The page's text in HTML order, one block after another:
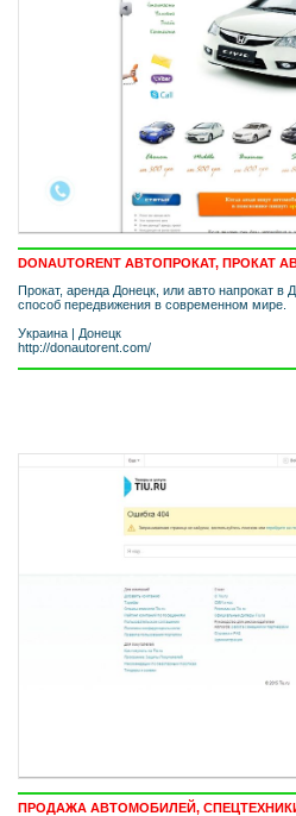
DONAUTORENT АВТОПРОКАТ, ПРОКАТ
Прокат, аренда Донецк, или авто напрокат в
способ передвижения в современном мире.
Украина | Донецк
http://donautorent.com/
ПРОДАЖА АВТОМОБИЛЕЙ,